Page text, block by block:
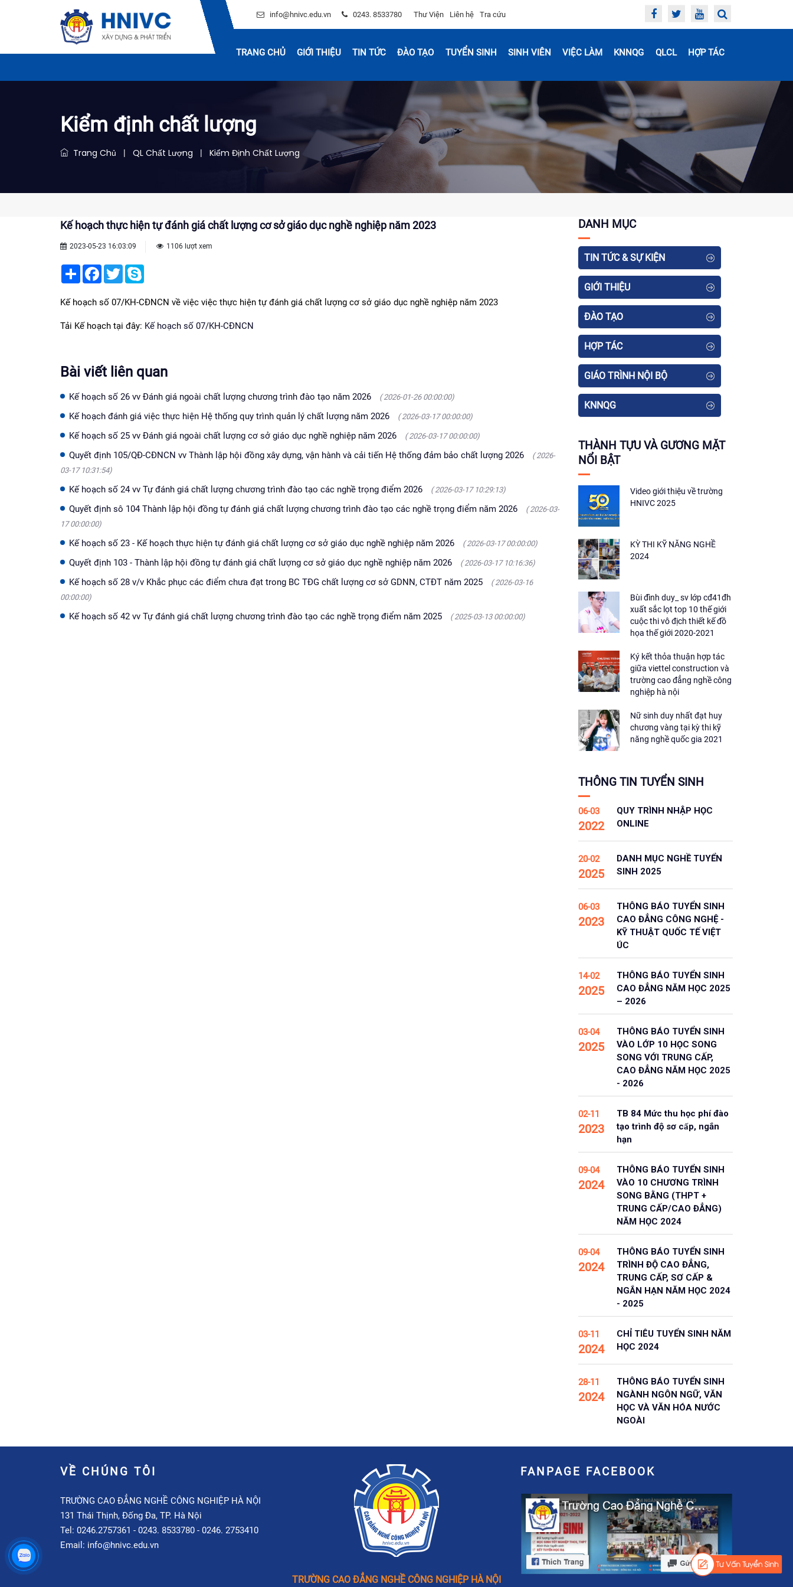
info@hnivc.edu.vn 0243. 8533780 Thư Viện Liên hệ Tra cứu
TRANG CHỦ GIỚI THIỆU TIN TỨC ĐÀO TẠO TUYỂN SINH SINH VIÊN VIỆC LÀM KNNQG QLCL HỢP TÁC
Kiểm định chất lượng
Trang Chủ | QL Chất Lượng | Kiểm Định Chất Lượng
Kế hoạch thực hiện tự đánh giá chất lượng cơ sở giáo dục nghề nghiệp năm 2023
2023-05-23 16:03:09 1106 lượt xem
Share Facebook
Twitter
Kế hoạch số 07/KH-CĐNCN về việc việc thực hiện tự đánh giá chất lượng cơ sở giáo dục nghề nghiệp năm 2023
Tải Kế hoạch tại đây: Kế hoạch số 07/KH-CĐNCN
Bài viết liên quan
Kế hoạch số 26 vv Đánh giá ngoài chất lượng chương trình đào tạo năm 2026 ( 2026-01-26 00:00:00)
Kế hoạch đánh giá việc thực hiện Hệ thống quy trình quản lý chất lượng năm 2026 ( 2026-03-17 00:00:00)
Kế hoạch số 25 vv Đánh giá ngoài chất lượng cơ sở giáo dục nghề nghiệp năm 2026 ( 2026-03-17 00:00:00)
Quyết định 105/QĐ-CĐNCN vv Thành lập hội đồng xây dựng, vận hành và cải tiến Hệ thống đảm bảo chất lượng 2026
( 2026-
03-17 10:31:54)
Kế hoạch số 24 vv Tự đánh giá chất lượng chương trình đào tạo các nghề trọng điểm 2026 ( 2026-03-17 10:29:13)
Quyết định sô 104 Thành lập hội đồng tự đánh giá chất lượng chương trình đào tạo các nghề trọng điểm năm 2026
( 2026-03-
17 00:00:00)
Kế hoạch số 23 - Kế hoạch thực hiện tự đánh giá chất lượng cơ sở giáo dục nghề nghiệp năm 2026 ( 2026-03-17 00:00:00)
Quyết định 103 - Thành lập hội đồng tự đánh giá chất lượng cơ sở giáo dục nghề nghiệp năm 2026 ( 2026-03-17 10:16:36)
Kế hoạch số 28 v/v Khắc phục các điểm chưa đạt trong BC TĐG chất lượng cơ sở GDNN, CTĐT năm 2025
( 2026-03-16
00:00:00)
Kế hoạch số 42 vv Tự đánh giá chất lượng chương trình đào tạo các nghề trọng điểm năm 2025 ( 2025-03-13 00:00:00)
DANH MỤC
TIN TỨC & SỰ KIỆN
GIỚI THIỆU
ĐÀO TẠO
HỢP TÁC
GIÁO TRÌNH NỘI BỘ
KNNQG
THÀNH TỰU VÀ GƯƠNG MẶT
NỔI BẬT
Video giới thiệu về trường
HNIVC 2025
KỲ THI KỸ NĂNG NGHỀ
2024
Bùi đình duy_ sv lớp cđ41đh
xuất sắc lọt top 10 thế giới
cuộc thi vô địch thiết kế đồ
họa thế giới 2020-2021
Ký kết thỏa thuận hợp tác
giữa viettel construction và
trường cao đẳng nghề công
nghiệp hà nội
Nữ sinh duy nhất đạt huy
chương vàng tại kỳ thi kỹ
năng nghề quốc gia 2021
THÔNG TIN TUYỂN SINH
06-03
2022
QUY TRÌNH NHẬP HỌC
ONLINE
20-02
2025
DANH MỤC NGHỀ TUYỂN
SINH 2025
06-03
2023
THÔNG BÁO TUYỂN SINH
CAO ĐẲNG CÔNG NGHỆ -
KỸ THUẬT QUỐC TẾ VIỆT
ÚC
14-02
2025
THÔNG BÁO TUYỂN SINH
CAO ĐẲNG NĂM HỌC 2025
– 2026
03-04
2025
THÔNG BÁO TUYỂN SINH
VÀO LỚP 10 HỌC SONG
SONG VỚI TRUNG CẤP,
CAO ĐẲNG NĂM HỌC 2025
- 2026
02-11
2023
TB 84 Mức thu học phí đào
tạo trình độ sơ cấp, ngắn
hạn
09-04
2024
THÔNG BÁO TUYỂN SINH
VÀO 10 CHƯƠNG TRÌNH
SONG BẰNG (THPT +
TRUNG CẤP/CAO ĐẲNG)
NĂM HỌC 2024
09-04
2024
THÔNG BÁO TUYỂN SINH
TRÌNH ĐỘ CAO ĐẲNG,
TRUNG CẤP, SƠ CẤP &
NGẮN HẠN NĂM HỌC 2024
- 2025
03-11
2024
CHỈ TIÊU TUYỂN SINH NĂM
HỌC 2024
28-11
2024
THÔNG BÁO TUYỂN SINH
NGÀNH NGÔN NGỮ, VĂN
HỌC VÀ VĂN HÓA NƯỚC
NGOÀI
VỀ CHÚNG TÔI
TRƯỜNG CAO ĐẲNG NGHỀ CÔNG NGHIỆP HÀ NỘI
131 Thái Thịnh, Đống Đa, TP. Hà Nội
Tel: 0246.2757361 - 0243. 8533780 - 0246. 2753410
Email: info@hnivc.edu.vn
TRƯỜNG CAO ĐẲNG NGHỀ CÔNG NGHIỆP HÀ NỘI
FANPAGE FACEBOOK